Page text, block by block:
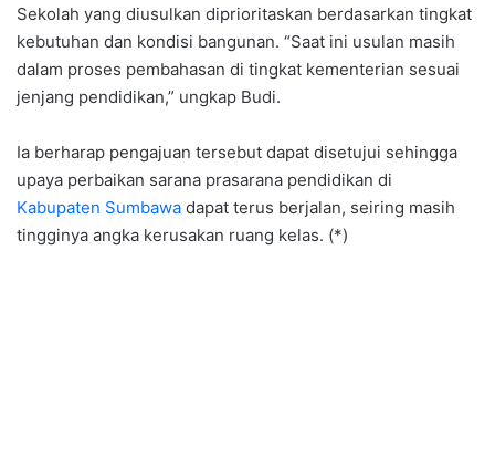
Sekolah yang diusulkan diprioritaskan berdasarkan tingkat
kebutuhan dan kondisi bangunan. “Saat ini usulan masih
dalam proses pembahasan di tingkat kementerian sesuai
jenjang pendidikan,” ungkap Budi.
Ia berharap pengajuan tersebut dapat disetujui sehingga
upaya perbaikan sarana prasarana pendidikan di
Kabupaten Sumbawa dapat terus berjalan, seiring masih
tingginya angka kerusakan ruang kelas. (*)